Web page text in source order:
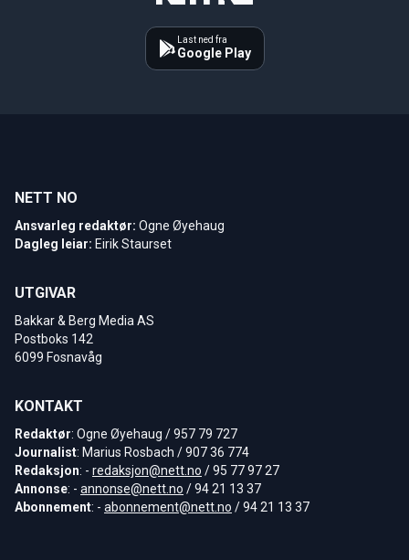
Last ned fra
Google Play
NETT NO
Ansvarleg redaktør: Ogne Øyehaug
Dagleg leiar: Eirik Staurset
UTGIVAR
Bakkar & Berg Media AS
Postboks 142
6099 Fosnavåg
KONTAKT
Redaktør: Ogne Øyehaug / 957 79 727
Journalist: Marius Rosbach / 907 36 774
Redaksjon: - redaksjon@nett.no / 95 77 97 27
Annonse: - annonse@nett.no / 94 21 13 37
Abonnement: - abonnement@nett.no / 94 21 13 37